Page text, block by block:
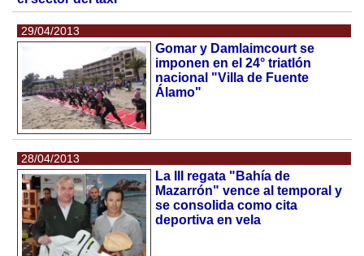
29/04/2013
Gomar y Damlaimcourt se
imponen en el 24° triatlón
nacional "Villa de Fuente
Álamo"
28/04/2013
La III regata "Bahía de
Mazarrón" vence al temporal y
se consolida como cita
deportiva en vela